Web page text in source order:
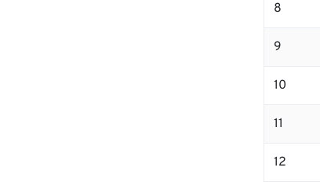
8
9
10
11
12